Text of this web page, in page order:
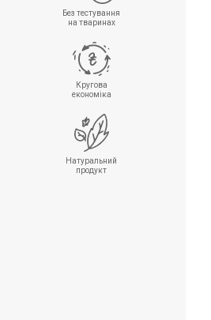
Без тестування
на тваринах
Кругова
економіка
Натуральний
продукт